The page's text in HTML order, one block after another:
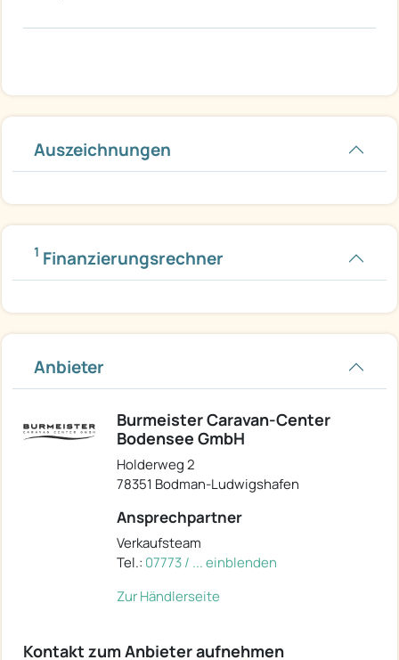
Auszeichnungen
1 Finanzierungsrechner
Anbieter
Burmeister Caravan-Center
Bodensee GmbH
Holderweg 2
78351 Bodman-Ludwigshafen
Ansprechpartner
Verkaufsteam
Tel.: 07773 / ... einblenden
Zur Händlerseite
Kontakt zum Anbieter aufnehmen